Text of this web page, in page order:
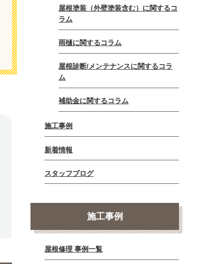
屋根塗装（外壁塗装含む）に関するコ
ラム
雨樋に関するコラム
屋根診断/メンテナンスに関するコラ
ム
補助金に関するコラム
施工事例
新着情報
スタッフブログ
施工事例
屋根修理 事例一覧